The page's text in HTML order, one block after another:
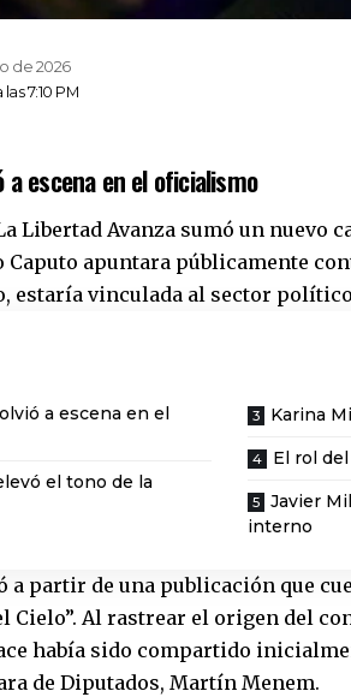
7:10 PM
de 2026
a escena en el oficialismo
Libertad Avanza sumó un nuevo
apuntara públicamente
estaría vinculada al sector
a escena en el
el tono de la
Karina
El rol
Javier
interno
partir de una publicación que
Cielo”. Al rastrear el origen del
había sido compartido
de Diputados, Martín Menem.